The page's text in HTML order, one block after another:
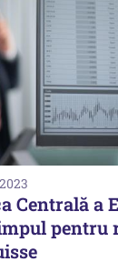
Centrală a
pentru